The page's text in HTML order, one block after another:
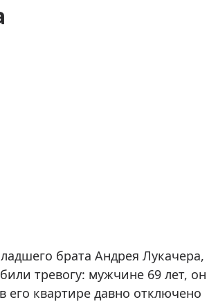
брата Андрея Лукачера,
тревогу: мужчине 69 лет, он
квартире давно отключено